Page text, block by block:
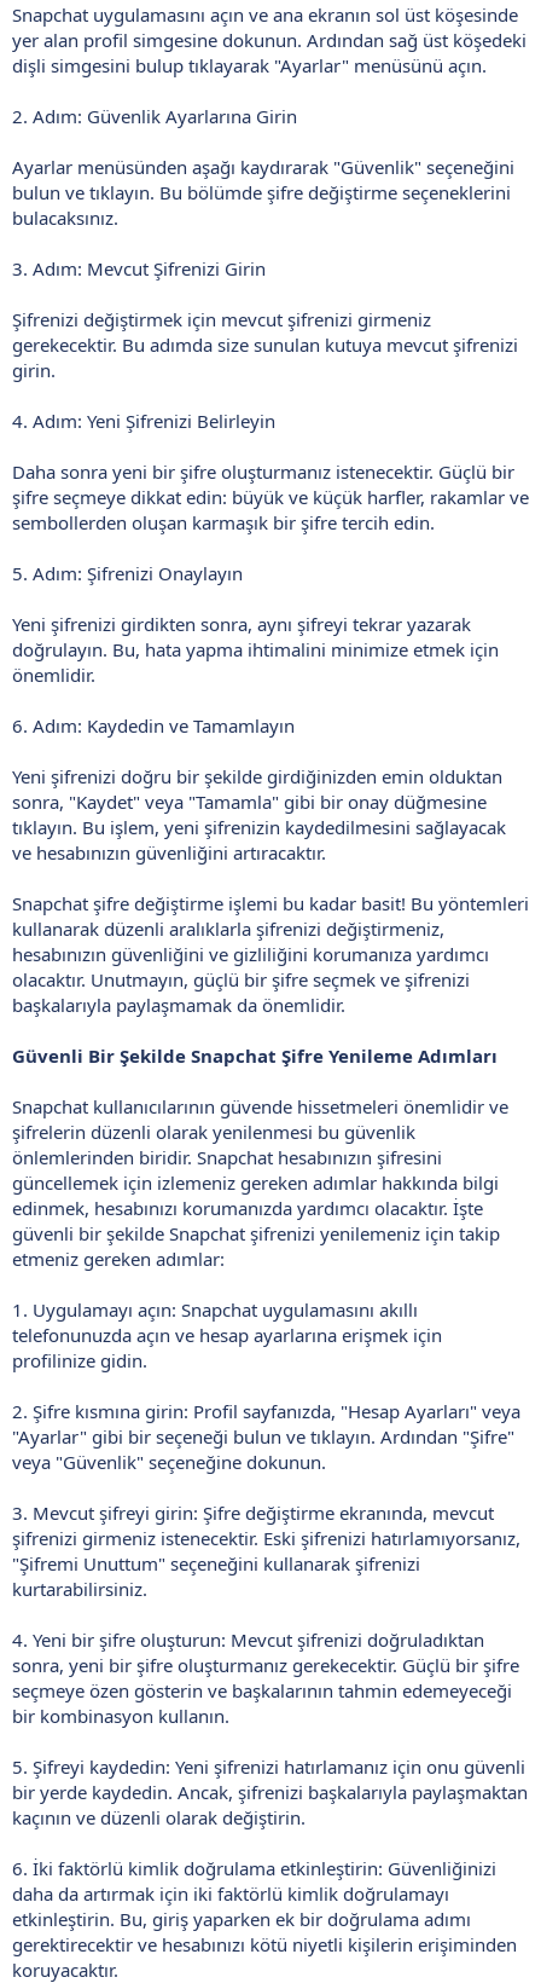
Snapchat uygulamasını açın ve ana ekranın sol üst köşesinde
yer alan profil simgesine dokunun. Ardından sağ üst köşedeki
dişli simgesini bulup tıklayarak "Ayarlar" menüsünü açın.
2. Adım: Güvenlik Ayarlarına Girin
Ayarlar menüsünden aşağı kaydırarak "Güvenlik" seçeneğini
bulun ve tıklayın. Bu bölümde şifre değiştirme seçeneklerini
bulacaksınız.
3. Adım: Mevcut Şifrenizi Girin
Şifrenizi değiştirmek için mevcut şifrenizi girmeniz
gerekecektir. Bu adımda size sunulan kutuya mevcut şifrenizi
girin.
4. Adım: Yeni Şifrenizi Belirleyin
Daha sonra yeni bir şifre oluşturmanız istenecektir. Güçlü bir
şifre seçmeye dikkat edin: büyük ve küçük harfler, rakamlar ve
sembollerden oluşan karmaşık bir şifre tercih edin.
5. Adım: Şifrenizi Onaylayın
Yeni şifrenizi girdikten sonra, aynı şifreyi tekrar yazarak
doğrulayın. Bu, hata yapma ihtimalini minimize etmek için
önemlidir.
6. Adım: Kaydedin ve Tamamlayın
Yeni şifrenizi doğru bir şekilde girdiğinizden emin olduktan
sonra, "Kaydet" veya "Tamamla" gibi bir onay düğmesine
tıklayın. Bu işlem, yeni şifrenizin kaydedilmesini sağlayacak
ve hesabınızın güvenliğini artıracaktır.
Snapchat şifre değiştirme işlemi bu kadar basit! Bu yöntemleri
kullanarak düzenli aralıklarla şifrenizi değiştirmeniz,
hesabınızın güvenliğini ve gizliliğini korumanıza yardımcı
olacaktır. Unutmayın, güçlü bir şifre seçmek ve şifrenizi
başkalarıyla paylaşmamak da önemlidir.
Güvenli Bir Şekilde Snapchat Şifre Yenileme Adımları
Snapchat kullanıcılarının güvende hissetmeleri önemlidir ve
şifrelerin düzenli olarak yenilenmesi bu güvenlik
önlemlerinden biridir. Snapchat hesabınızın şifresini
güncellemek için izlemeniz gereken adımlar hakkında bilgi
edinmek, hesabınızı korumanızda yardımcı olacaktır. İşte
güvenli bir şekilde Snapchat şifrenizi yenilemeniz için takip
etmeniz gereken adımlar:
1. Uygulamayı açın: Snapchat uygulamasını akıllı
telefonunuzda açın ve hesap ayarlarına erişmek için
profilinize gidin.
2. Şifre kısmına girin: Profil sayfanızda, "Hesap Ayarları" veya
"Ayarlar" gibi bir seçeneği bulun ve tıklayın. Ardından "Şifre"
veya "Güvenlik" seçeneğine dokunun.
3. Mevcut şifreyi girin: Şifre değiştirme ekranında, mevcut
şifrenizi girmeniz istenecektir. Eski şifrenizi hatırlamıyorsanız,
"Şifremi Unuttum" seçeneğini kullanarak şifrenizi
kurtarabilirsiniz.
4. Yeni bir şifre oluşturun: Mevcut şifrenizi doğruladıktan
sonra, yeni bir şifre oluşturmanız gerekecektir. Güçlü bir şifre
seçmeye özen gösterin ve başkalarının tahmin edemeyeceği
bir kombinasyon kullanın.
5. Şifreyi kaydedin: Yeni şifrenizi hatırlamanız için onu güvenli
bir yerde kaydedin. Ancak, şifrenizi başkalarıyla paylaşmaktan
kaçının ve düzenli olarak değiştirin.
6. İki faktörlü kimlik doğrulama etkinleştirin: Güvenliğinizi
daha da artırmak için iki faktörlü kimlik doğrulamayı
etkinleştirin. Bu, giriş yaparken ek bir doğrulama adımı
gerektirecektir ve hesabınızı kötü niyetli kişilerin erişiminden
koruyacaktır.